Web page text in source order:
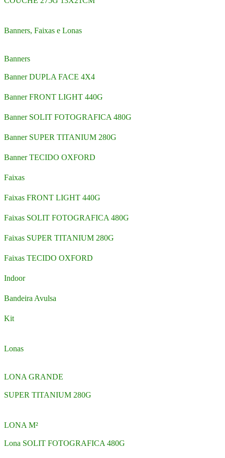
Banners, Faixas e Lonas
Banners
Banner DUPLA FACE 4X4
Banner FRONT LIGHT 440G
Banner SOLIT FOTOGRAFICA 480G
Banner SUPER TITANIUM 280G
Banner TECIDO OXFORD
Faixas
Faixas FRONT LIGHT 440G
Faixas SOLIT FOTOGRAFICA 480G
Faixas SUPER TITANIUM 280G
Faixas TECIDO OXFORD
Indoor
Bandeira Avulsa
Kit
Lonas
LONA GRANDE
SUPER TITANIUM 280G
LONA M²
Lona SOLIT FOTOGRAFICA 480G